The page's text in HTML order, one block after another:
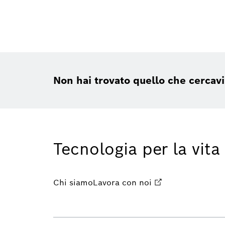
Non hai trovato quello che
Tecnologia per la vita
Chi siamoLavora con noi